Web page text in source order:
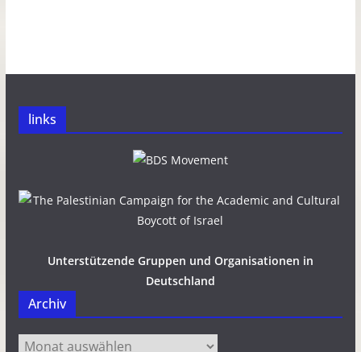
links
Unterstützende Gruppen und Organisationen in
Deutschland
Archiv
Archiv